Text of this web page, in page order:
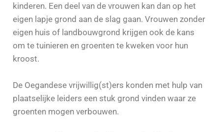
kinderen. Een deel van de vrouwen kan dan op het
eigen lapje grond aan de slag gaan. Vrouwen zonder
eigen huis of landbouwgrond krijgen ook de kans
om te tuinieren en groenten te kweken voor hun
kroost.
De Oegandese vrijwillig(st)ers konden met hulp van
plaatselijke leiders een stuk grond vinden waar ze
groenten mogen verbouwen.